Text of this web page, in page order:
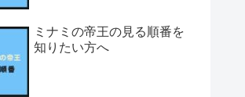
ミナミの帝王の見る順番を
知りたい方へ